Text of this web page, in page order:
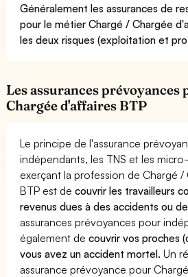
Généralement les assurances de
pour le métier Chargé / Chargée
les deux risques (exploitation et
Les assurances prévoyances
Chargée d'affaires BTP
Le principe de l'assurance
indépendants, les TNS et les
exerçant la profession de Chargé /
BTP est decouvrir les travailleurs
revenus dues à des accidents ou
assurances prévoyances pour
également decouvrir vos proches
vous avez un accident mortel. Un
assurance prévoyance pour